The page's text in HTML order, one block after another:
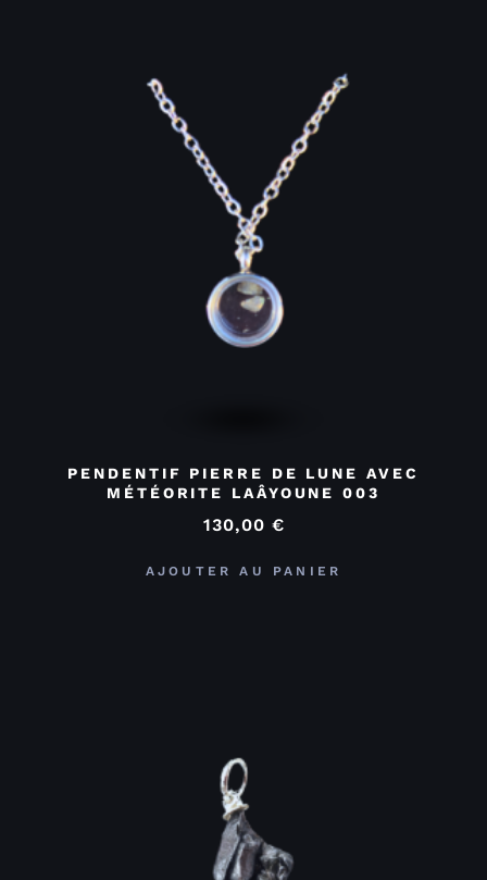
PENDENTIF PIERRE DE LUNE AVEC
MÉTÉORITE LAÂYOUNE 003
130,00 €
AJOUTER AU PANIER